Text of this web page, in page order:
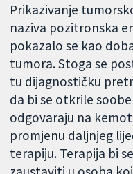
Prikazivanje
naziva pozitronska
pokazalo se kao
tumora. Stoga se
tu dijagnostičku
da bi se otkrile
odgovaraju na
promjenu daljnjeg
terapiju. Terapija bi